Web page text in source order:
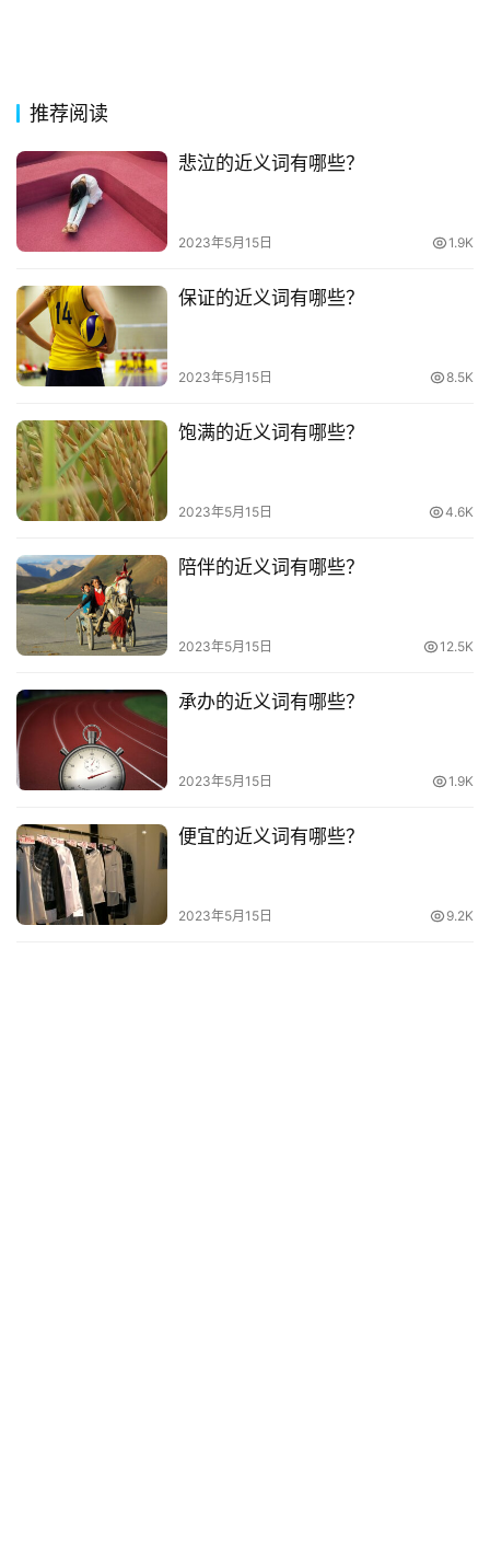
常
用
贺
词
网
络
热
词
电
影
台
词
其
他
语
登录 注册
推荐阅读
悲泣的近义词有哪些？
2023年5月15日 1.9K
保证的近义词有哪些？
2023年5月15日 8.5K
饱满的近义词有哪些？
2023年5月15日 4.6K
陪伴的近义词有哪些？
2023年5月15日 12.5K
承办的近义词有哪些？
2023年5月15日 1.9K
便宜的近义词有哪些？
2023年5月15日 9.2K